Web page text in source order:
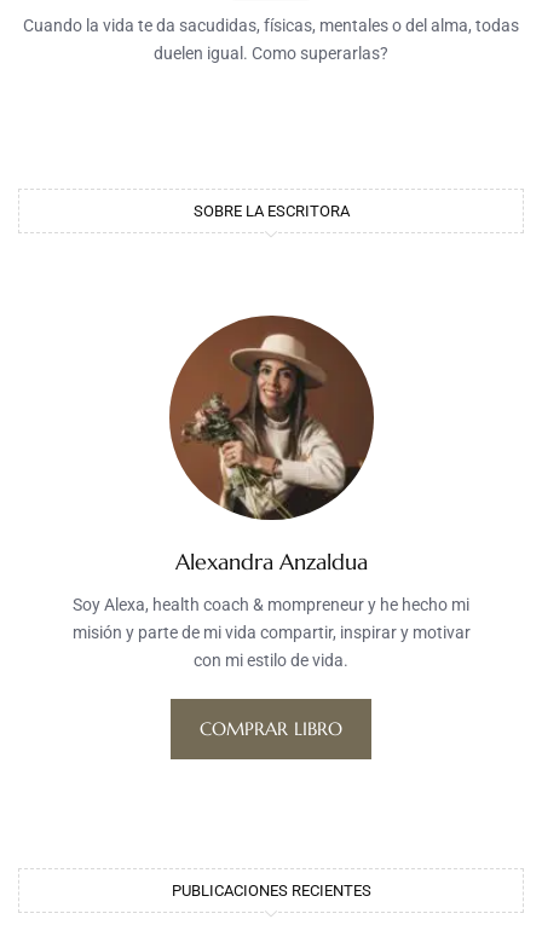
Cuando la vida te da sacudidas, físicas, mentales o del alma, todas
duelen igual. Como superarlas?
SOBRE LA ESCRITORA
Alexandra Anzaldua
Soy Alexa, health coach & mompreneur y he hecho mi
misión y parte de mi vida compartir, inspirar y motivar
con mi estilo de vida.
COMPRAR LIBRO
PUBLICACIONES RECIENTES